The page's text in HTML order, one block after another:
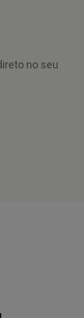
no seu